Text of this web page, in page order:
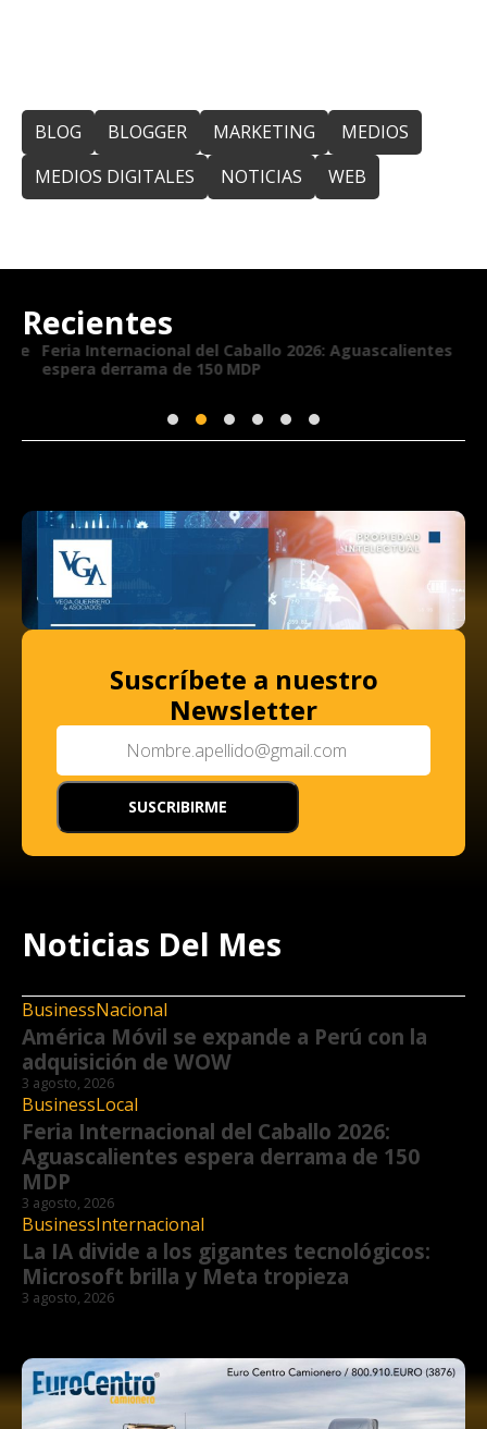
BLOG BLOGGER MARKETING
MEDIOS
MEDIOS DIGITALES
NOTICIAS WEB
Recientes
Feria Internacional del Caballo 2026: Aguascalientes
espera derrama de 150 MDP
Suscríbete a nuestro
Newsletter
Noticias Del Mes
BusinessNacional
América Móvil se expande a Perú con la
adquisición de WOW
3 agosto, 2026
BusinessLocal
Feria Internacional del Caballo 2026:
Aguascalientes espera derrama de 150
MDP
3 agosto, 2026
BusinessInternacional
La IA divide a los gigantes tecnológicos:
Microsoft brilla y Meta tropieza
3 agosto, 2026